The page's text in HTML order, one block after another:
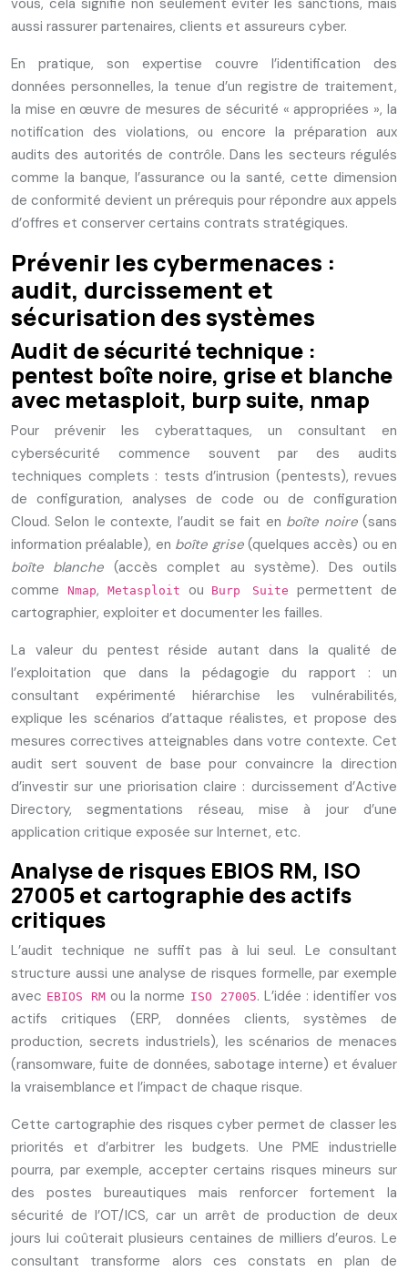
vous, cela signifie non seulement éviter les sanctions, mais
aussi rassurer partenaires, clients et assureurs cyber.
En pratique, son expertise couvre l’identification des
données personnelles, la tenue d’un registre de traitement,
la mise en œuvre de mesures de sécurité « appropriées », la
notification des violations, ou encore la préparation aux
audits des autorités de contrôle. Dans les secteurs régulés
comme la banque, l’assurance ou la santé, cette dimension
de conformité devient un prérequis pour répondre aux appels
d’offres et conserver certains contrats stratégiques.
Prévenir les cybermenaces :
audit, durcissement et
sécurisation des systèmes
Audit de sécurité technique :
pentest boîte noire, grise et blanche
avec metasploit, burp suite, nmap
Pour prévenir les cyberattaques, un consultant en
cybersécurité commence souvent par des audits
techniques complets : tests d’intrusion (pentests), revues
de configuration, analyses de code ou de configuration
Cloud. Selon le contexte, l’audit se fait en boîte noire(sans
information préalable), en boîte grise(quelques accès) ou en
boîte blanche (accès complet au système). Des outils
comme
Nmap, Metasploit ou Burp Suite
permettent de
cartographier, exploiter et documenter les failles.
La valeur du pentest réside autant dans la qualité de
l’exploitation que dans la pédagogie du rapport : un
consultant expérimenté hiérarchise les vulnérabilités,
explique les scénarios d’attaque réalistes, et propose des
mesures correctives atteignables dans votre contexte. Cet
audit sert souvent de base pour convaincre la direction
d’investir sur une priorisation claire : durcissement d’Active
Directory, segmentations réseau, mise à jour d’une
application critique exposée sur Internet, etc.
Analyse de risques EBIOS RM, ISO
27005 et cartographie des actifs
critiques
L’audit technique ne suffit pas à lui seul. Le consultant
structure aussi une analyse de risques formelle, par exemple
avec EBIOS RM ou la norme ISO 27005. L’idée : identifier vos
actifs critiques (ERP, données clients, systèmes de
production, secrets industriels), les scénarios de menaces
(ransomware, fuite de données, sabotage interne) et évaluer
la vraisemblance et l’impact de chaque risque.
Cette cartographie des risques cyber permet de classer les
priorités et d’arbitrer les budgets. Une PME industrielle
pourra, par exemple, accepter certains risques mineurs sur
des postes bureautiques mais renforcer fortement la
sécurité de l’OT/ICS, car un arrêt de production de deux
jours lui coûterait plusieurs centaines de milliers d’euros. Le
consultant transforme alors ces constats en plan de